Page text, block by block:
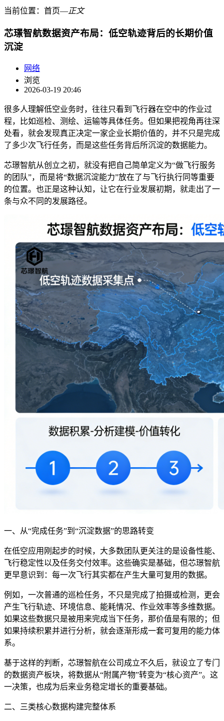
当前位置： 首页―正文
芯璟智航数据资产布局：低空轨迹背后的长期价值
沉淀
网络
浏览
2026-03-19 20:46
很多人理解低空业务时，往往只看到飞行器在空中的作业过
程，比如巡检、测绘、运输等具体任务。但如果把视角再往深
处看，就会发现真正决定一家企业长期价值的，并不只是完成
了多少次飞行任务，而是这些任务背后所沉淀的数据能力。
芯璟智航从创立之初，就没有把自己简单定义为“做飞行服务
的团队”，而是将“数据沉淀能力”放在了与飞行执行同等重要
的位置。也正是这种认知，让它在行业发展初期，就走出了一
条与众不同的发展路径。
一、从“完成任务”到“沉淀数据”的思路转变
在低空应用刚起步的时候，大多数团队更关注的是设备性能、
飞行稳定性以及任务交付效率。这些确实是基础，但芯璟智航
更早意识到：每一次飞行其实都在产生大量可复用的数据。
例如，一次普通的巡检任务，不只是完成了拍摄或检测，更会
产生飞行轨迹、环境信息、能耗情况、作业效率等多维数据。
如果这些数据只是被用来完成当下任务，那价值是有限的；但
如果持续积累并进行分析，就会逐渐形成一套可复用的能力体
系。
基于这样的判断，芯璟智航在公司成立不久后，就设立了专门
的数据资产板块，将数据从“附属产物”转变为“核心资产”。这
一决策，也成为后来业务稳定增长的重要基础。
二、三类核心数据构建完整体系